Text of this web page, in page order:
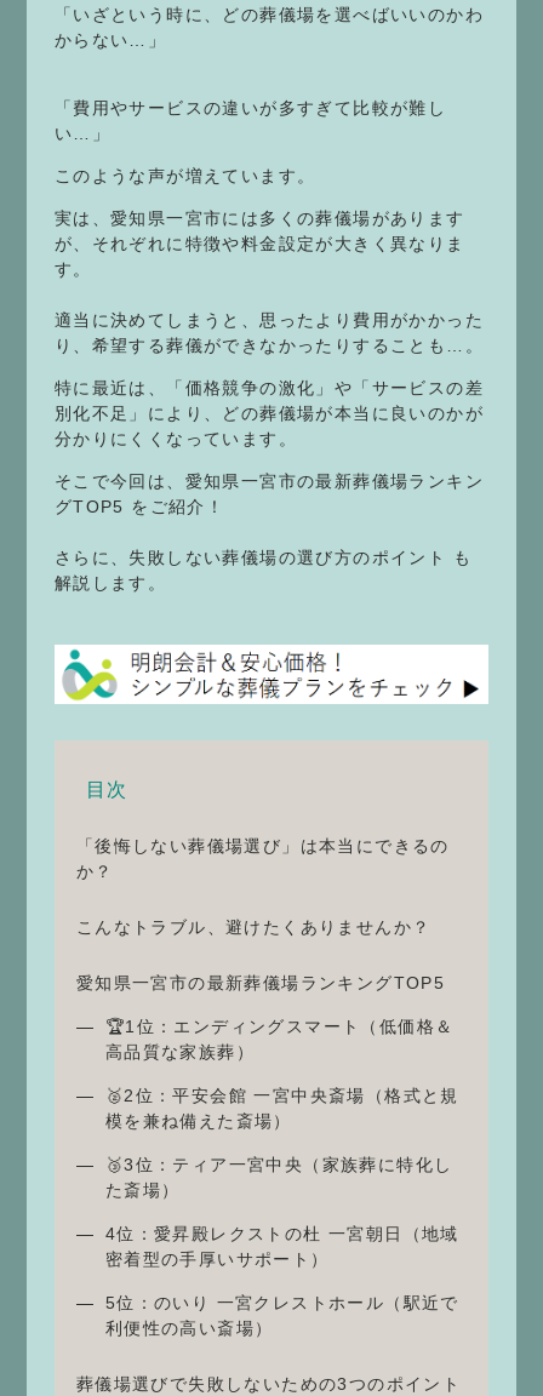
「いざという時に、どの葬儀場を選べばいいのかわ
からない…」
「費用やサービスの違いが多すぎて比較が難し
い…」
このような声が増えています。
実は、愛知県一宮市には多くの葬儀場があります
が、それぞれに特徴や料金設定が大きく異なりま
す。
適当に決めてしまうと、思ったより費用がかかった
り、希望する葬儀ができなかったりすることも…。
特に最近は、「価格競争の激化」や「サービスの差
別化不足」により、どの葬儀場が本当に良いのかが
分かりにくくなっています。
そこで今回は、愛知県一宮市の最新葬儀場ランキン
グTOP5 をご紹介！
さらに、失敗しない葬儀場の選び方のポイント も
解説します。
目次
「後悔しない葬儀場選び」は本当にできるの
か？
こんなトラブル、避けたくありませんか？
愛知県一宮市の最新葬儀場ランキングTOP5
🏆1位：エンディングスマート（低価格＆
高品質な家族葬）
🥈2位：平安会館 一宮中央斎場（格式と規
模を兼ね備えた斎場）
🥉3位：ティア一宮中央（家族葬に特化し
た斎場）
4位：愛昇殿レクストの杜 一宮朝日（地域
密着型の手厚いサポート）
5位：のいり 一宮クレストホール（駅近で
利便性の高い斎場）
葬儀場選びで失敗しないための3つのポイント